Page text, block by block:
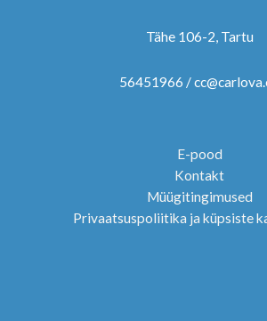
Tähe 106-2, Tartu
56451966 /
E-pood
Kontakt
Müügitingimused
Privaatsuspoliitika ja küpsiste